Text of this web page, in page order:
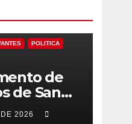
POLITICA
de
de San
2026